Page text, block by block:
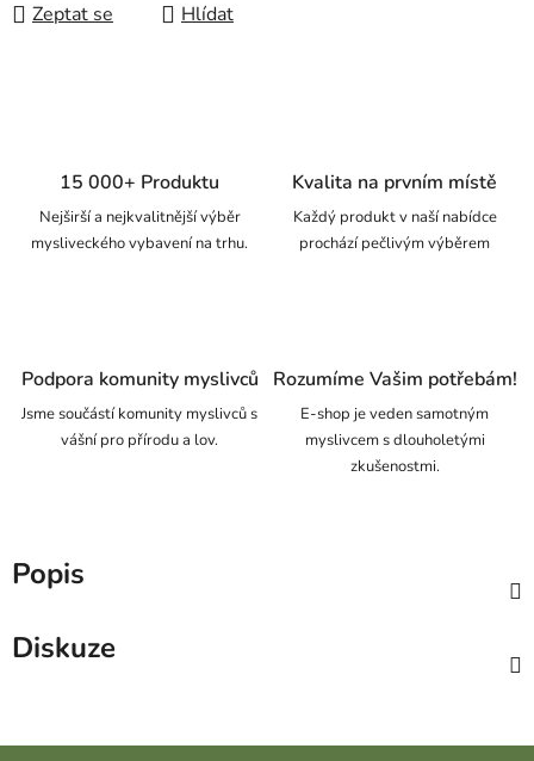
Zeptat se Hlídat
15 000+ Produktu
Nejširší a nejkvalitnější výběr
mysliveckého vybavení na trhu.
Kvalita na prvním místě
Každý produkt v naší nabídce
prochází pečlivým výběrem
Podpora komunity myslivců
Jsme součástí komunity myslivců s
vášní pro přírodu a lov.
Rozumíme Vašim potřebám!
E-shop je veden samotným
myslivcem s dlouholetými
zkušenostmi.
Popis
Diskuze